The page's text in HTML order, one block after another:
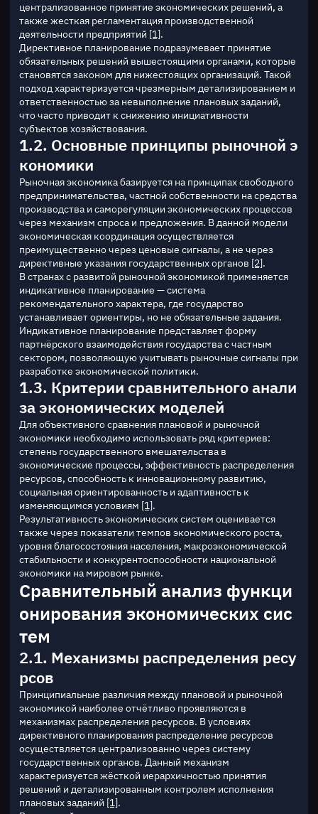
централизованное принятие экономических решений, а
также жесткая регламентация производственной
деятельности предприятий [1].
Директивное планирование подразумевает принятие
обязательных решений вышестоящими органами, которые
становятся законом для нижестоящих организаций. Такой
подход характеризуется чрезмерным детализированием и
ответственностью за невыполнение плановых заданий,
что часто приводит к снижению инициативности
субъектов хозяйствования.
1.2. Основные принципы рыночной э
кономики
Рыночная экономика базируется на принципах свободного
предпринимательства, частной собственности на средства
производства и саморегуляции экономических процессов
через механизм спроса и предложения. В данной модели
экономическая координация осуществляется
преимущественно через ценовые сигналы, а не через
директивные указания государственных органов [2].
В странах с развитой рыночной экономикой применяется
индикативное планирование — система
рекомендательного характера, где государство
устанавливает ориентиры, но не обязательные задания.
Индикативное планирование представляет форму
партнёрского взаимодействия государства с частным
сектором, позволяющую учитывать рыночные сигналы при
разработке экономической политики.
1.3. Критерии сравнительного анали
за экономических моделей
Для объективного сравнения плановой и рыночной
экономики необходимо использовать ряд критериев:
степень государственного вмешательства в
экономические процессы, эффективность распределения
ресурсов, способность к инновационному развитию,
социальная ориентированность и адаптивность к
изменяющимся условиям [1].
Результативность экономических систем оценивается
также через показатели темпов экономического роста,
уровня благосостояния населения, макроэкономической
стабильности и конкурентоспособности национальной
экономики на мировом рынке.
Сравнительный анализ функци
онирования экономических сис
тем
2.1. Механизмы распределения ресу
рсов
Принципиальные различия между плановой и рыночной
экономикой наиболее отчётливо проявляются в
механизмах распределения ресурсов. В условиях
директивного планирования распределение ресурсов
осуществляется централизованно через систему
государственных органов. Данный механизм
характеризуется жёсткой иерархичностью принятия
решений и детализированным контролем исполнения
плановых заданий [1].